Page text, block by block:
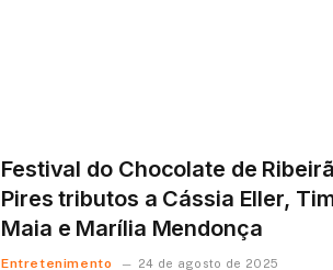
Festival do Chocolate de
Pires tributos a Cássia Eller,
Maia e Marília Mendonça
Entretenimento 24 de agosto de 2025